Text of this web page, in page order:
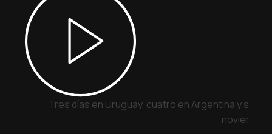
Tres días en Uruguay, cuatro en Argentina y
noviembre